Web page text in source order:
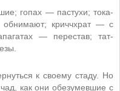
гопах — пастухи; тока-
криччхрат — с
— перестав; тат-
к своему стаду. Но
как они обезумевшие с